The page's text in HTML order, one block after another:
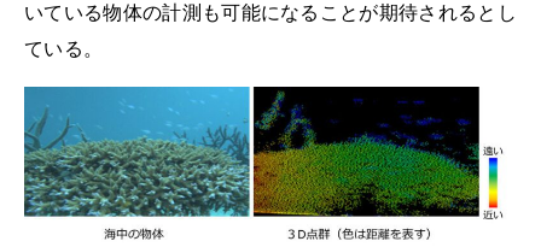
いている物体の計測も可能になることが期待されるとし
ている。